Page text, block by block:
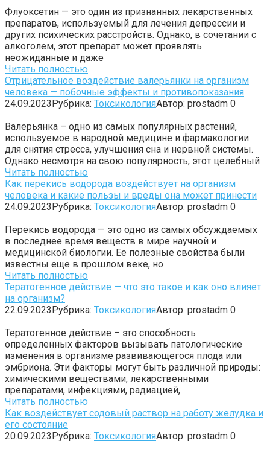
Флуоксетин — это один из признанных лекарственных
препаратов, используемый для лечения депрессии и
других психических расстройств. Однако, в сочетании с
алкоголем, этот препарат может проявлять
неожиданные и даже
Читать полностью
Отрицательное воздействие валерьянки на организм
человека — побочные эффекты и противопоказания
24.09.2023Рубрика: ТоксикологияАвтор: prostadm 0
Валерьянка – одно из самых популярных растений,
используемое в народной медицине и фармакологии
для снятия стресса, улучшения сна и нервной системы.
Однако несмотря на свою популярность, этот целебный
Читать полностью
Как перекись водорода воздействует на организм
человека и какие пользы и вреды она может принести
24.09.2023Рубрика: ТоксикологияАвтор: prostadm 0
Перекись водорода — это одно из самых обсуждаемых
в последнее время веществ в мире научной и
медицинской биологии. Ее полезные свойства были
известны еще в прошлом веке, но
Читать полностью
Тератогенное действие — что это такое и как оно влияет
на организм?
22.09.2023Рубрика: ТоксикологияАвтор: prostadm 0
Тератогенное действие – это способность
определенных факторов вызывать патологические
изменения в организме развивающегося плода или
эмбриона. Эти факторы могут быть различной природы:
химическими веществами, лекарственными
препаратами, инфекциями, радиацией,
Читать полностью
Как воздействует содовый раствор на работу желудка и
его состояние
20.09.2023Рубрика: ТоксикологияАвтор: prostadm 0